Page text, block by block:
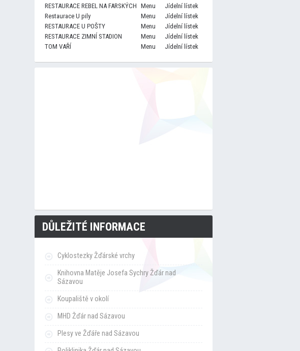
RESTAURACE REBEL NA FARSKÝCH Menu
Jídelní lístek
Restaurace U pily
Menu
Jídelní lístek
RESTAURACE U POŠTY
Menu
Jídelní lístek
RESTAURACE ZIMNÍ STADION
Menu
Jídelní lístek
TOM VAŘÍ
Menu Jídelní lístek
DŮLEŽITÉ INFORMACE
Cyklostezky Žďárské vrchy
Knihovna Matěje Josefa Sychry Žďár nad
Sázavou
Koupaliště v okolí
MHD Žďár nad Sázavou
Plesy ve Žďáře nad Sázavou